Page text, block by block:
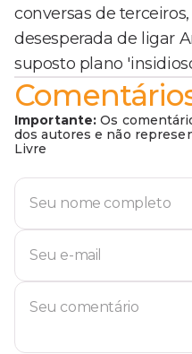
conversas de
desesperada de ligar
suposto plano
Importante: Os
dos autores e não
Livre